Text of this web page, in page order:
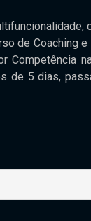
de Coaching
Competência
de 5 dias,